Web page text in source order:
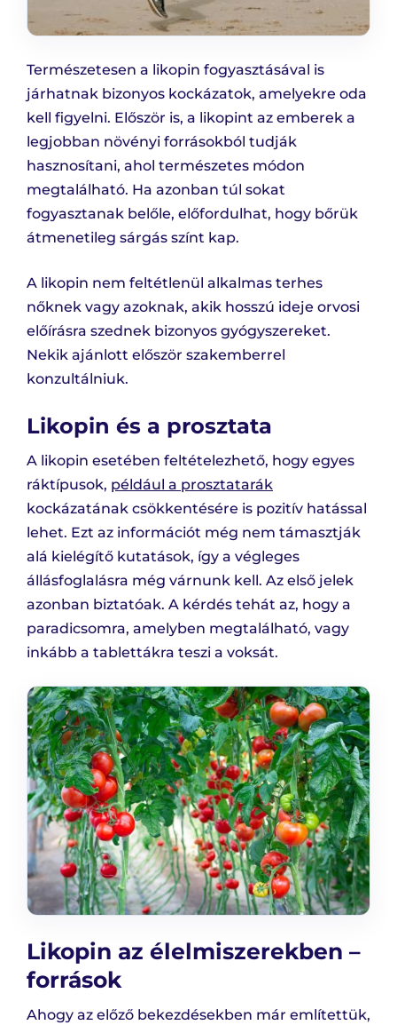
Természetesen a likopin fogyasztásával is
járhatnak bizonyos kockázatok, amelyekre oda
kell figyelni. Először is, a likopint az emberek a
legjobban növényi forrásokból tudják
hasznosítani, ahol természetes módon
megtalálható. Ha azonban túl sokat
fogyasztanak belőle, előfordulhat, hogy bőrük
átmenetileg sárgás színt kap.
A likopin nem feltétlenül alkalmas terhes
nőknek vagy azoknak, akik hosszú ideje orvosi
előírásra szednek bizonyos gyógyszereket.
Nekik ajánlott először szakemberrel
konzultálniuk.
Likopin és a prosztata
A likopin esetében feltételezhető, hogy egyes
ráktípusok, például a prosztatarák
kockázatának csökkentésére is pozitív hatással
lehet. Ezt az információt még nem támasztják
alá kielégítő kutatások, így a végleges
állásfoglalásra még várnunk kell. Az első jelek
azonban biztatóak. A kérdés tehát az, hogy a
paradicsomra, amelyben megtalálható, vagy
inkább a tablettákra teszi a voksát.
Likopin az élelmiszerekben –
források
Ahogy az előző bekezdésekben már említettük,